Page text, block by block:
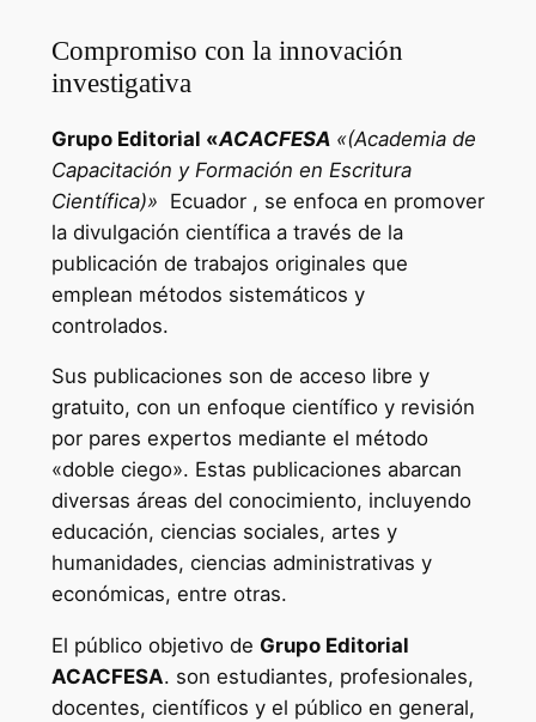
Compromiso con la innovación
investigativa
Grupo Editorial «ACACFESA «(Academia de
Capacitación y Formación en Escritura
Científica)» Ecuador , se enfoca en promover
la divulgación científica a través de la
publicación de trabajos originales que
emplean métodos sistemáticos y
controlados.
Sus publicaciones son de acceso libre y
gratuito, con un enfoque científico y revisión
por pares expertos mediante el método
«doble ciego». Estas publicaciones abarcan
diversas áreas del conocimiento, incluyendo
educación, ciencias sociales, artes y
humanidades, ciencias administrativas y
económicas, entre otras.
El público objetivo de Grupo Editorial
ACACFESA. son estudiantes, profesionales,
docentes, científicos y el público en general,